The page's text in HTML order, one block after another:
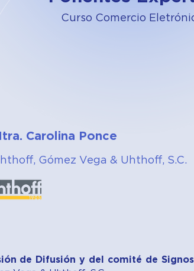
Curso Comercio
Carolina Ponce
Gómez Vega & Uhthoff, S.C.
de Difusión y del comité de